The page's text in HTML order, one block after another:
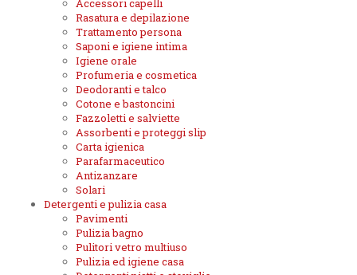
Accessori capelli
Rasatura e depilazione
Trattamento persona
Saponi e igiene intima
Igiene orale
Profumeria e cosmetica
Deodoranti e talco
Cotone e bastoncini
Fazzoletti e salviette
Assorbenti e proteggi slip
Carta igienica
Parafarmaceutico
Antizanzare
Solari
Detergenti e pulizia casa
Pavimenti
Pulizia bagno
Pulitori vetro multiuso
Pulizia ed igiene casa